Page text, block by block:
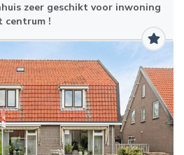
zeer geschikt voor inwoning
centrum !